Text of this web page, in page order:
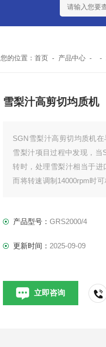
LNHZ-1200碳包覆回转
您的位置： 首页 - 产品中心 - -
雪梨汁高剪切均质机
SGN雪梨汁高剪切均质机
雪梨汁项目过程中发现，当
转时，处理雪梨汁相当于进
而将转速调制14000rpm时
控制在20万以内。
产品型号：GRS2000/4
更新时间： 2025-09-09
立即咨询